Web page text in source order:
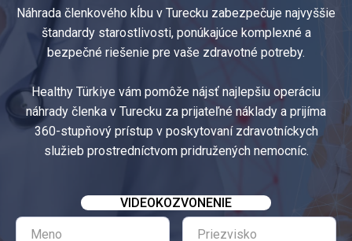
tNáhrada členkového kĺbu v Turecku zabezpečuje najvyššie
štandardy starostlivosti, ponúkajúce komplexné a
bezpečné riešenie pre vaše zdravotné potreby.
Healthy Türkiye vám pomôže nájsť najlepšiu operáciu
náhrady členka v Turecku za prijateľné náklady a prijíma
360-stupňový prístup v poskytovaní zdravotníckych
služieb prostredníctvom pridružených nemocníc.
VIDEOKOZVONENIE